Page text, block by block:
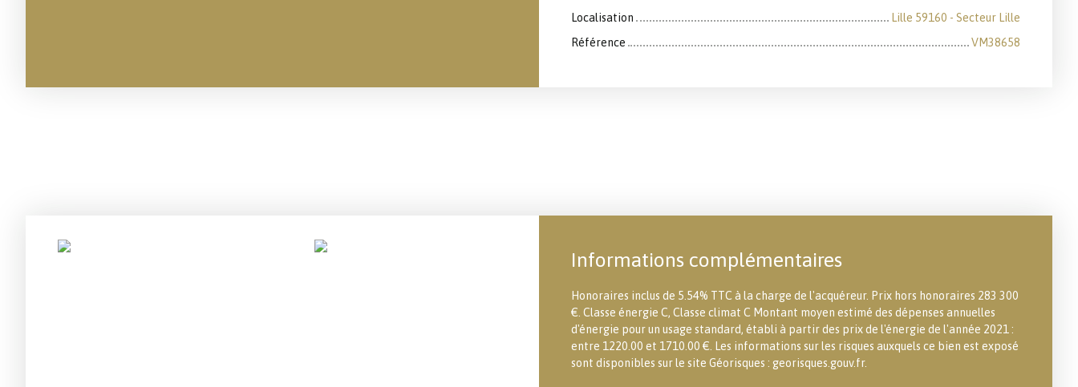
Localisation
Lille 59160 - Secteur Lille
Référence
VM38658
Informations complémentaires
Honoraires inclus de 5.54% TTC à la charge de l'acquéreur. Prix hors honoraires 283 300
€. Classe énergie C, Classe climat C Montant moyen estimé des dépenses annuelles
d'énergie pour un usage standard, établi à partir des prix de l'énergie de l'année 2021 :
entre 1220.00 et 1710.00 €. Les informations sur les risques auxquels ce bien est exposé
sont disponibles sur le site Géorisques : georisques.gouv.fr.